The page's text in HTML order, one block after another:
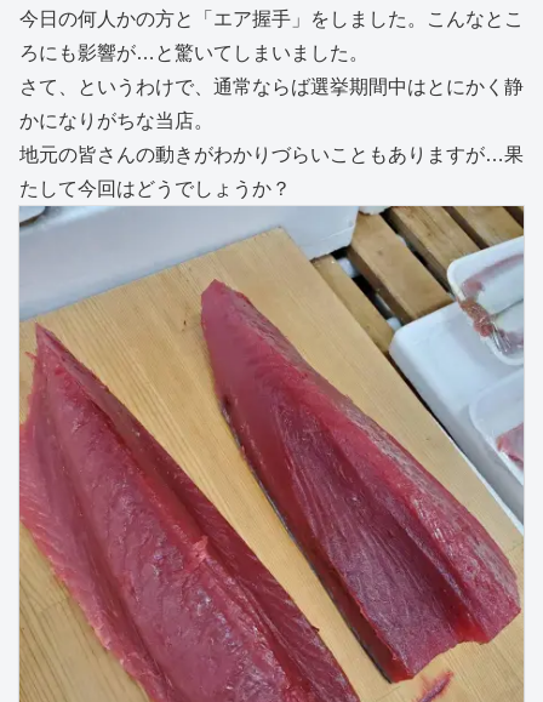
今日の何人かの方と「エア握手」をしました。こんなとこ
ろにも影響が…と驚いてしまいました。
さて、というわけで、通常ならば選挙期間中はとにかく静
かになりがちな当店。
地元の皆さんの動きがわかりづらいこともありますが…果
たして今回はどうでしょうか？